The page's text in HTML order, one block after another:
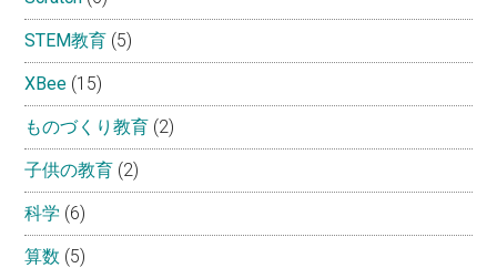
STEM教育 (5)
XBee (15)
ものづくり教育 (2)
子供の教育 (2)
科学 (6)
算数 (5)